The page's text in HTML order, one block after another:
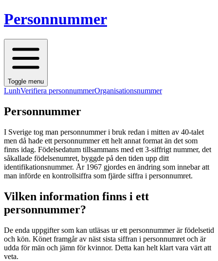
Personnummer
Toggle menu
LunhVerifiera personnummerOrganisationsnummer
Personnummer
I Sverige tog man personnummer i bruk redan i mitten av 40-talet
men då hade ett personnummer ett helt annat format än det som
finns idag. Födelsedatum tillsammans med ett 3-siffrigt nummer, det
såkallade födelsenumret, byggde på den tiden upp ditt
identifikationsnummer. År 1967 gjordes en ändring som innebar att
man införde en kontrollsiffra som fjärde siffra i personnumret.
Vilken information finns i ett
personnummer?
De enda uppgifter som kan utläsas ur ett personnummer är födelsetid
och kön. Könet framgår av näst sista siffran i personnumret och är
udda för män och jämn för kvinnor. Detta kan helt klart vara värt att
veta.